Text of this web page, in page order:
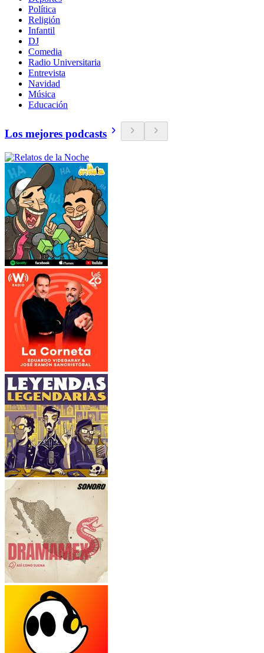
Política
Religión
Infantil
DJ
Comedia
Radio Universitaria
Entrevista
Navidad
Música
Educación
Los mejores podcasts